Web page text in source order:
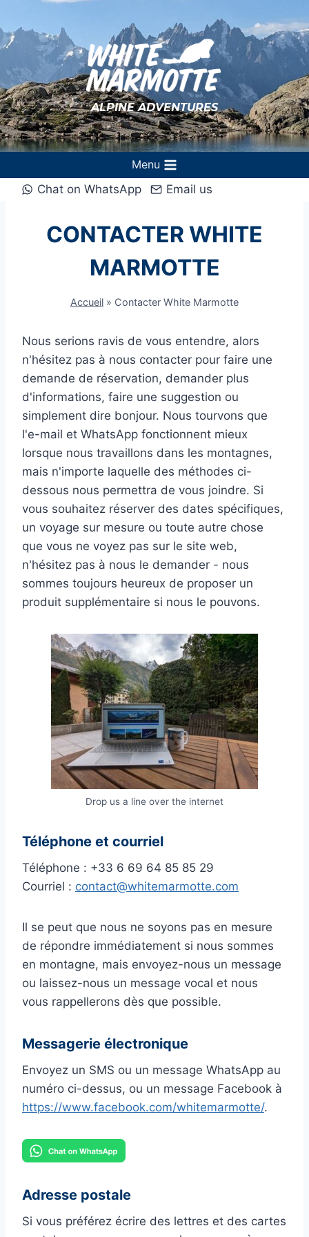
au
contenu
ALPINE ADVENTURES
Menu
Chat on WhatsApp
Email us
CONTACTER WHITE
MARMOTTE
Accueil » Contacter White Marmotte
Nous serions ravis de vous entendre, alors
n'hésitez pas à nous contacter pour faire une
demande de réservation, demander plus
d'informations, faire une suggestion ou
simplement dire bonjour. Nous tourvons que
l'e-mail et WhatsApp fonctionnent mieux
lorsque nous travaillons dans les montagnes,
mais n'importe laquelle des méthodes ci-
dessous nous permettra de vous joindre. Si
vous souhaitez réserver des dates spécifiques,
un voyage sur mesure ou toute autre chose
que vous ne voyez pas sur le site web,
n'hésitez pas à nous le demander - nous
sommes toujours heureux de proposer un
produit supplémentaire si nous le pouvons.
Drop us a line over the internet
Téléphone et courriel
Téléphone : +33 6 69 64 85 85 29
Courriel : contact@whitemarmotte.com
Il se peut que nous ne soyons pas en mesure
de répondre immédiatement si nous sommes
en montagne, mais envoyez-nous un message
ou laissez-nous un message vocal et nous
vous rappellerons dès que possible.
Messagerie électronique
Envoyez un SMS ou un message WhatsApp au
numéro ci-dessus, ou un message Facebook à
https://www.facebook.com/whitemarmotte/.
Adresse postale
Si vous préférez écrire des lettres et des cartes